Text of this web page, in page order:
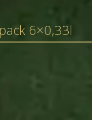
6×0,33l